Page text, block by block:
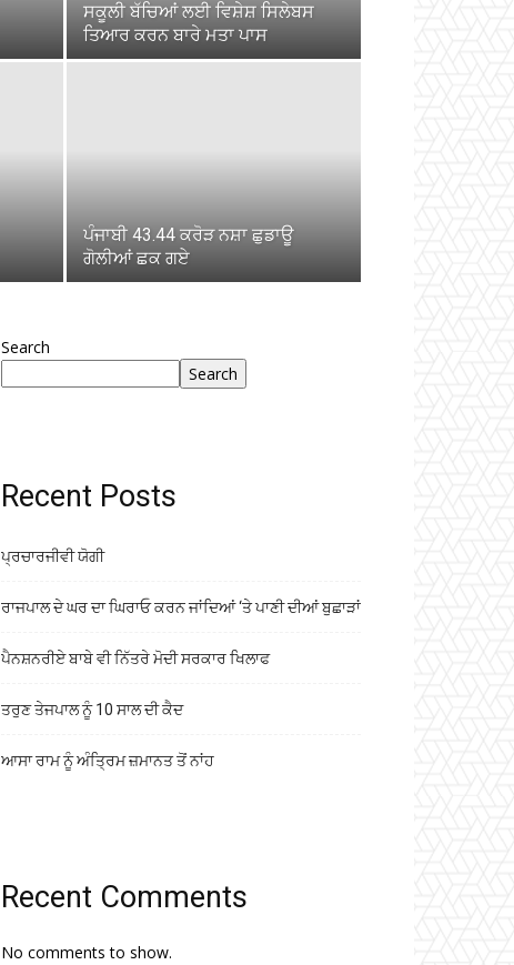
ਸਕੂਲੀ ਬੱਚਿਆਂ ਲਈ ਵਿਸ਼ੇਸ਼ ਸਿਲੇਬਸ
ਤਿਆਰ ਕਰਨ ਬਾਰੇ ਮਤਾ ਪਾਸ
ਪੰਜਾਬੀ 43.44 ਕਰੋੜ ਨਸ਼ਾ ਛੁਡਾਊ
ਗੋਲੀਆਂ ਛਕ ਗਏ
Search
Search
Recent Posts
ਪ੍ਰਚਾਰਜੀਵੀ ਯੋਗੀ
ਰਾਜਪਾਲ ਦੇ ਘਰ ਦਾ ਘਿਰਾਓ ਕਰਨ ਜਾਂਦਿਆਂ ‘ਤੇ ਪਾਣੀ ਦੀਆਂ ਬੁਛਾੜਾਂ
ਪੈਨਸ਼ਨਰੀਏ ਬਾਬੇ ਵੀ ਨਿੱਤਰੇ ਮੋਦੀ ਸਰਕਾਰ ਖਿਲਾਫ
ਤਰੁਣ ਤੇਜਪਾਲ ਨੂੰ 10 ਸਾਲ ਦੀ ਕੈਦ
ਆਸਾ ਰਾਮ ਨੂੰ ਅੰਤ੍ਰਿਮ ਜ਼ਮਾਨਤ ਤੋਂ ਨਾਂਹ
Recent Comments
No comments to show.